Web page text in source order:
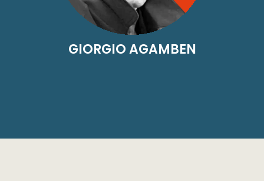
GIORGIO AGAMBEN